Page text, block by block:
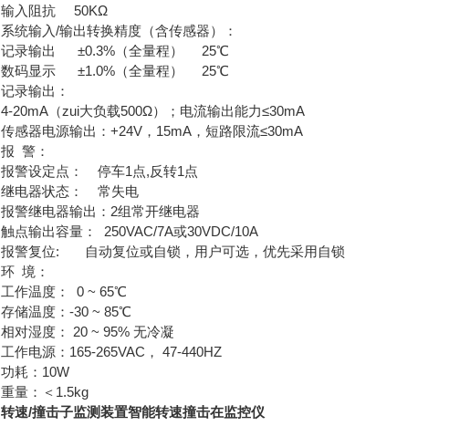
输入阻抗 50KΩ
系统输入/输出转换精度（含传感器）：
记录输出 ±0.3%（全量程） 25℃
数码显示 ±1.0%（全量程） 25℃
记录输出：
4-20mA（zui大负载500Ω）；电流输出能力≤30mA
传感器电源输出：+24V，15mA，短路限流≤30mA
报 警：
报警设定点： 停车1点,反转1点
继电器状态： 常失电
报警继电器输出：2组常开继电器
触点输出容量： 250VAC/7A或30VDC/10A
报警复位: 自动复位或自锁，用户可选，优先采用自锁
环 境：
工作温度： 0 ~ 65℃
存储温度：-30 ~ 85℃
相对湿度： 20 ~ 95% 无冷凝
工作电源：165-265VAC， 47-440HZ
功耗：10W
重量：＜1.5kg
转速/撞击子监测装置智能转速撞击在监控仪